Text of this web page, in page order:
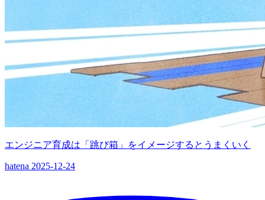
エンジニア育成は「跳び箱」をイメージするとうまくいく
hatena 2025-12-24